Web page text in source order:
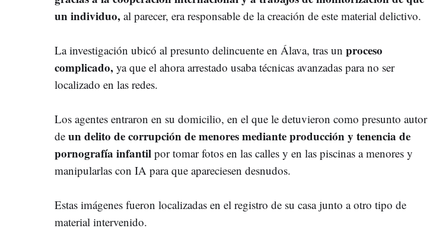
un individuo, al parecer, era responsable de la creación de este material delictivo.
La investigación ubicó al presunto delincuente en Álava, tras un proceso
complicado, ya que el ahora arrestado usaba técnicas avanzadas para no ser
localizado en las redes.
Los agentes entraron en su domicilio, en el que le detuvieron como presunto autor
de un delito de corrupción de menores mediante producción y tenencia de
pornografía infantil por tomar fotos en las calles y en las piscinas a menores y
manipularlas con IA para que apareciesen desnudos.
Estas imágenes fueron localizadas en el registro de su casa junto a otro tipo de
material intervenido.